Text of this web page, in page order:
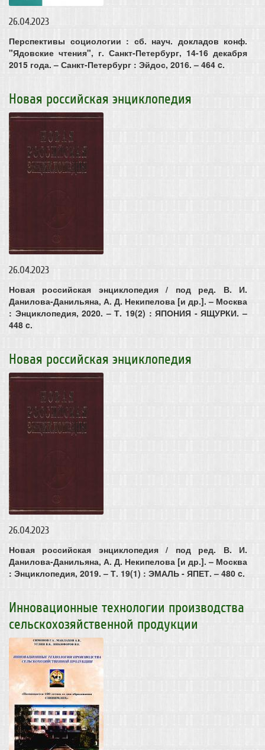
26.04.2023
Перспективы социологии : сб. науч. докладов конф.
"Ядовские чтения", г. Санкт-Петербург, 14-16 декабря
2015 года. – Санкт-Петербург : Эйдос, 2016. – 464 c.
Новая российская энциклопедия
26.04.2023
Новая российская энциклопедия / под ред. В. И.
Данилова-Данильяна, А. Д. Некипелова [и др.]. – Москва
: Энциклопедия, 2020. – Т. 19(2) : ЯПОНИЯ - ЯЩУРКИ. –
448 c.
Новая российская энциклопедия
26.04.2023
Новая российская энциклопедия / под ред. В. И.
Данилова-Данильяна, А. Д. Некипелова [и др.]. – Москва
: Энциклопедия, 2019. – Т. 19(1) : ЭМАЛЬ - ЯПЕТ. – 480 c.
Инновационные технологии производства
сельскохозяйственной продукции